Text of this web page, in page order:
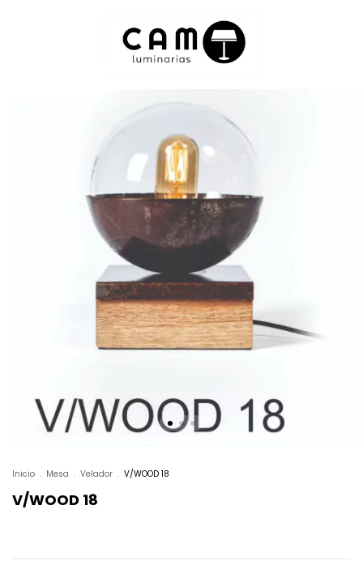
Inicio . Mesa . Velador . V/WOOD 18
V/WOOD 18